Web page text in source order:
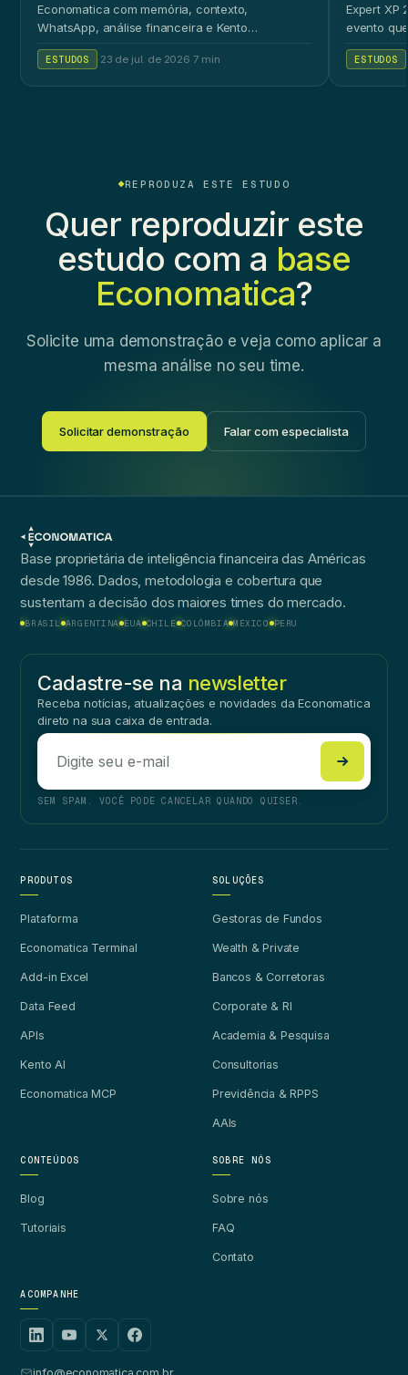
Economatica com memória, contexto,
WhatsApp, análise financeira e Kento
ESTUDOS 23 de jul. de 2026 7 min
Expert XP
evento
ESTUDOS
REPRODUZA ESTE ESTUDO
Quer reproduzir este
estudo com a base
Economatica?
Solicite uma demonstração e veja como aplicar a
mesma análise no seu time.
Solicitar demonstração Falar com especialista
Base proprietária de inteligência financeira das Américas
desde 1986. Dados, metodologia e cobertura que
sustentam a decisão dos maiores times do mercado.
BRASIL ARGENTINA EUA CHILE COLÔMBIA MÉXICO PERU
Cadastre-se na newsletter
Receba notícias, atualizações e novidades da Economatica
direto na sua caixa de entrada.
SEM SPAM. VOCÊ PODE CANCELAR QUANDO QUISER.
PRODUTOS
Plataforma
Economatica Terminal
Add-in Excel
Data Feed
APIs
Kento AI
Economatica MCP
SOLUÇÕES
Gestoras de Fundos
Wealth & Private
Bancos & Corretoras
Corporate & RI
Academia & Pesquisa
Consultorias
Previdência & RPPS
AAIs
CONTEÚDOS
Blog
Tutoriais
SOBRE NÓS
Sobre nós
FAQ
Contato
ACOMPANHE